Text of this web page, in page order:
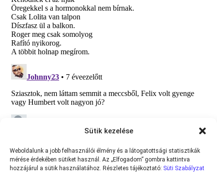
Sütik kezelése
Weboldalunk a jobb felhasználói élmény és a látogatottsági statisztikák
mérése érdekében sütiket használ. Az „Elfogadom” gombra kattintva
hozzájárul a sütik használatához. Részletes tájékoztató: Süti Szabályzat